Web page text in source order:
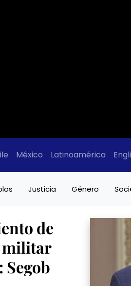
México Latinoamérica
Justicia Género
de
militar